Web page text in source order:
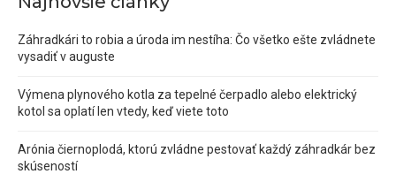
Záhradkári to robia a úroda im nestíha: Čo všetko ešte zvládnete
vysadiť v auguste
Výmena plynového kotla za tepelné čerpadlo alebo elektrický
kotol sa oplatí len vtedy, keď viete toto
Arónia čiernoplodá, ktorú zvládne pestovať každý záhradkár bez
skúseností